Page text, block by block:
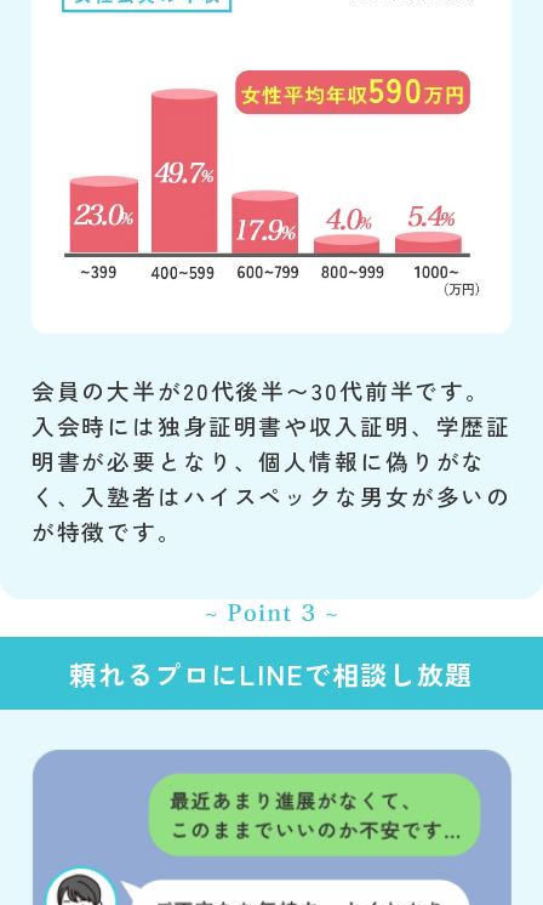
会員の大半が20代後半〜30代前半です。
入会時には独身証明書や収入証明、学歴証
明書が必要となり、個人情報に偽りがな
く、入塾者はハイスペックな男女が多いの
が特徴です。
頼れるプロにLINEで相談し放題